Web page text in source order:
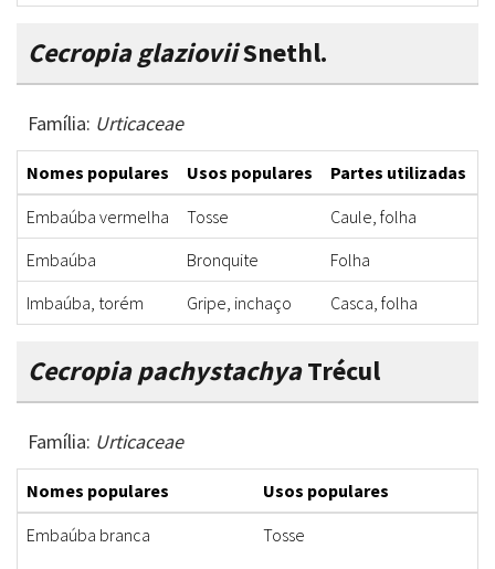
Cecropia glazioviiSnethl.
Família: Urticaceae
Nomes populares Usos populares Partes utilizadas
Embaúba vermelha
Tosse Caule, folha
Embaúba
Bronquite Folha
Imbaúba, torém
Gripe, inchaço Casca, folha
Cecropia pachystachyaTrécul
Família: Urticaceae
Nomes populares Usos populares
Embaúba branca
Tosse